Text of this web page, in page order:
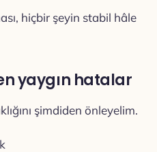
hiçbir şeyin stabil hâle
yaygın hatalar
şimdiden önleyelim.